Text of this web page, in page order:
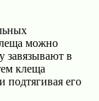
можно
завязывают в
клеща
подтягивая его